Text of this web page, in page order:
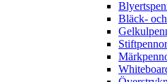
Bläck-